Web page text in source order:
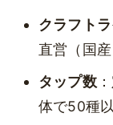
クラフト
直営（国産
タップ数
体で50種